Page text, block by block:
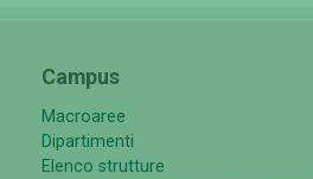
Campus
Macroaree
Dipartimenti
Elenco strutture